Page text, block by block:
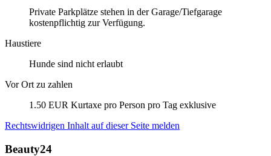
Private Parkplätze stehen in der Garage/Tiefgarage
kostenpflichtig zur Verfügung.
Haustiere
Hunde sind nicht erlaubt
Vor Ort zu zahlen
1.50 EUR Kurtaxe pro Person pro Tag exklusive
Rechtswidrigen Inhalt auf dieser Seite melden
Beauty24